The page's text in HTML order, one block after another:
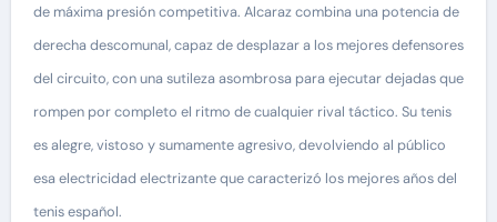
de máxima presión competitiva. Alcaraz combina una potencia de
derecha descomunal, capaz de desplazar a los mejores defensores
del circuito, con una sutileza asombrosa para ejecutar dejadas que
rompen por completo el ritmo de cualquier rival táctico. Su tenis
es alegre, vistoso y sumamente agresivo, devolviendo al público
esa electricidad electrizante que caracterizó los mejores años del
tenis español.